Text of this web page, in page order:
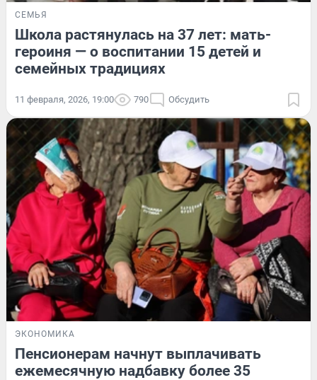
СЕМЬЯ
Школа растянулась на 37 лет: мать-
героиня — о воспитании 15 детей и
семейных традициях
11 февраля, 2026, 19:00 790 Обсудить
ЭКОНОМИКА
Пенсионерам начнут выплачивать
ежемесячную надбавку более 35